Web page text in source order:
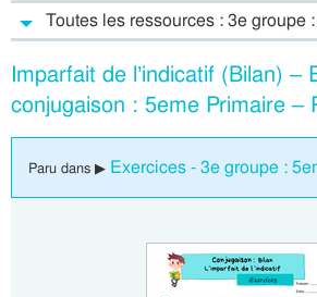
Toutes les ressources : 3e groupe
Imparfait de l’indicatif (Bilan) –
conjugaison : 5eme Primaire –
Paru dans ▶ Exercices - 3e groupe :